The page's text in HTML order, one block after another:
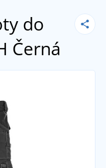
do
Černá